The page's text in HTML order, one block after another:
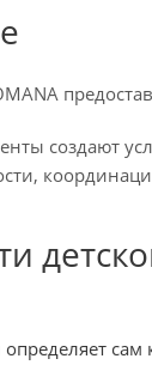
создают
сам